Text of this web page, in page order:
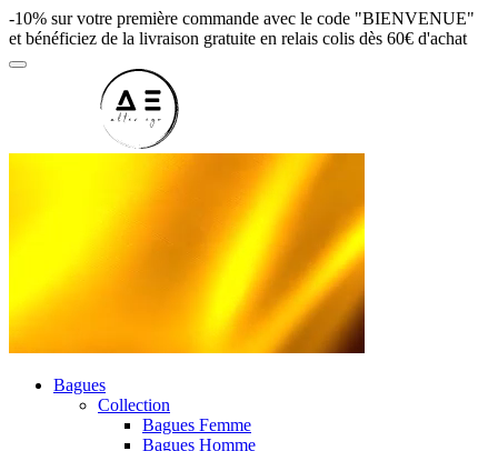
-10% sur votre première commande avec le code "BIENVENUE"
et bénéficiez de la livraison gratuite en relais colis dès 60€ d'achat
Bagues
Collection
Bagues Femme
Bagues Homme